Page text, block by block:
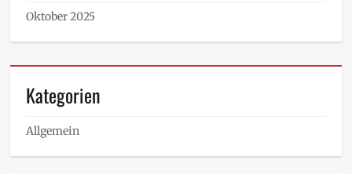
Oktober 2025
Kategorien
Allgemein